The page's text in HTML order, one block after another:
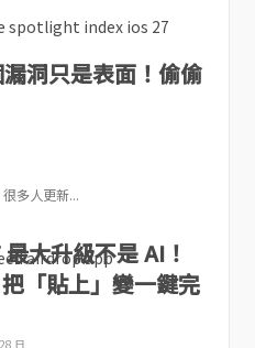
洞只是表面！偷偷
多人更新...
大升級不是 AI！
「貼上」變一鍵完
日